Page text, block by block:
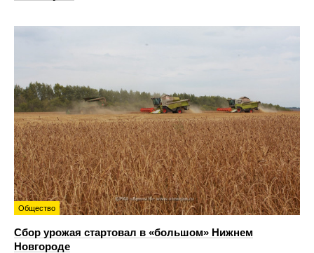
Общество
Сбор урожая стартовал в «большом» Нижнем
Новгороде